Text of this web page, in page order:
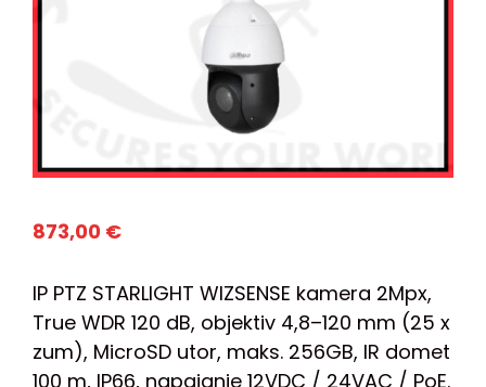
873,00 €
IP PTZ STARLIGHT WIZSENSE kamera 2Mpx,
True WDR 120 dB, objektiv 4,8–120 mm (25 x
zum), MicroSD utor, maks. 256GB, IR domet
100 m, IP66, napajanje 12VDC / 24VAC / PoE.